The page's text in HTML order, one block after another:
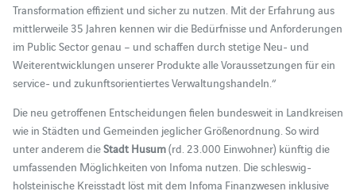
Transformation effizient und sicher zu nutzen. Mit der Erfahrung aus
mittlerweile 35 Jahren kennen wir die Bedürfnisse und Anforderungen
im Public Sector genau – und schaffen durch stetige Neu- und
Weiterentwicklungen unserer Produkte alle Voraussetzungen für ein
service- und zukunftsorientiertes Verwaltungshandeln.“
Die neu getroffenen Entscheidungen fielen bundesweit in Landkreisen
wie in Städten und Gemeinden jeglicher Größenordnung. So wird
unter anderem dieStadt Husum(rd. 23.000 Einwohner) künftig die
umfassenden Möglichkeiten von Infoma nutzen. Die schleswig-
holsteinische Kreisstadt löst mit dem Infoma Finanzwesen inklusive